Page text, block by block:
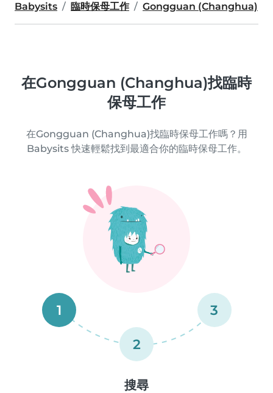
Babysits 臨時保母工作 Gongguan (Changhua)
在Gongguan (Changhua)找臨時
保母工作
在Gongguan (Changhua)找臨時保母工作嗎？用
Babysits 快速輕鬆找到最適合你的臨時保母工作。
1
2
3
搜尋